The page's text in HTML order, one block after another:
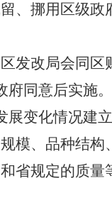
挪用区级政
发改局会同
同意后实施。
变化情况建立
、品种结构
省规定的质